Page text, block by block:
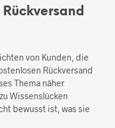
von Kunden, die
Rückversand
Thema näher
Wissenslücken
bewusst ist, was sie